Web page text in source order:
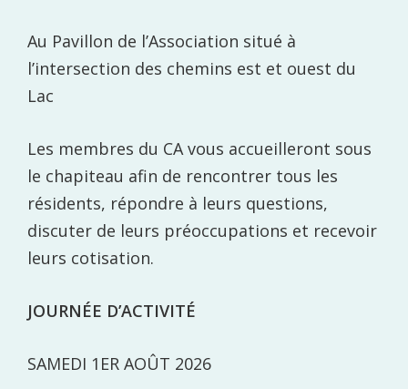
Au Pavillon de l’Association situé à
l’intersection des chemins est et ouest du
Lac
Les membres du CA vous accueilleront sous
le chapiteau afin de rencontrer tous les
résidents, répondre à leurs questions,
discuter de leurs préoccupations et recevoir
leurs cotisation.
JOURNÉE D’ACTIVITÉ
SAMEDI 1ER AOÛT 2026